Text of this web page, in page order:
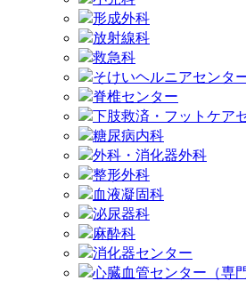
形成外科
放射線科
救急科
そけいヘルニアセンタ
脊椎センター
下肢救済・フットケア
糖尿病内科
外科・消化器外科
整形外科
血液凝固科
泌尿器科
麻酔科
消化器センター
心臓血管センター（専